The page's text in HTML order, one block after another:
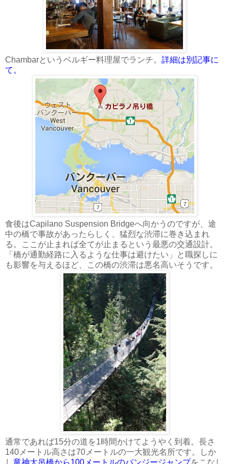
Chambarというベルギー料理屋でランチ。 詳細は別記事に
て。
食後はCapilano Suspension Bridgeへ向かうのですが、途
中の橋で事故があったらしく、猛烈な渋滞に巻き込まれ
る。ここが止まれば全てが止まるという最悪の交通設計。
「橋が通勤経路に入るような仕事は避けたい」と職探しに
も影響を与えるほど、この橋の渋滞は悪名高いそうです。
通常であれば15分の道を1時間かけてようやく到着。長さ
140メートル高さは70メートルの一大観光名所です。しか